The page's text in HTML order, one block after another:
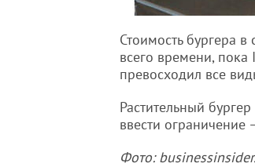
Стоимость бургера в
всего времени,
превосходил все
Растительный
ввести ограничение
Фото: